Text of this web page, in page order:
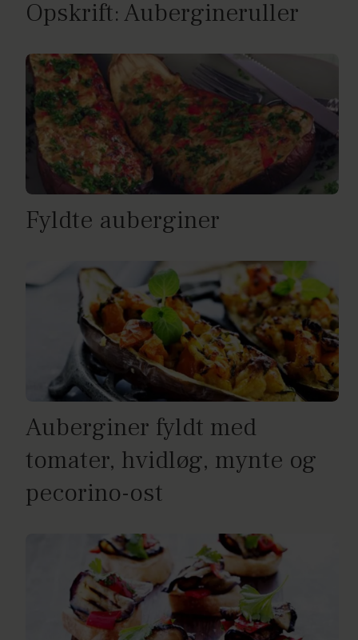
Opskrift: Aubergineruller
Fyldte auberginer
Auberginer fyldt med
tomater, hvidløg, mynte og
pecorino-ost